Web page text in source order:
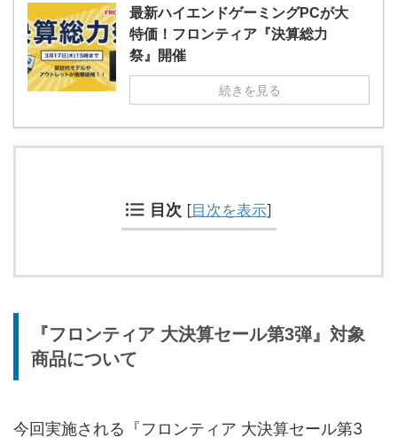
最新ハイエンドゲーミングPCが大
特価！フロンティア『決算総力
祭』開催
続きを見る
目次 [目次を表示]
『フロンティア 大決算セール第3弾』対象
商品について
今回実施される『フロンティア 大決算セール第3